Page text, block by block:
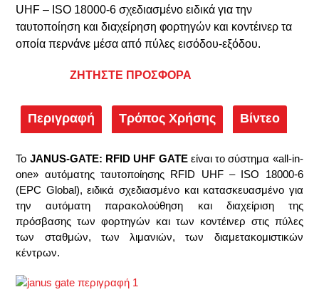
UHF – ISO 18000-6 σχεδιασμένο ειδικά για την
ταυτοποίηση και διαχείρηση φορτηγών και κοντέινερ τα
οποία περνάνε μέσα από πύλες εισόδου-εξόδου.
ΖΗΤΗΣΤΕ ΠΡΟΣΦΟΡΑ
Περιγραφή Τρόπος Χρήσης Βίντεο
Το JANUS-GATE: RFID UHF GATEείναι το σύστημα «all-in-
one» αυτόματης ταυτοποίησης RFID UHF – ISO 18000-6
(EPC Global), ειδικά σχεδιασμένο και κατασκευασμένο για
την αυτόματη παρακολούθηση και διαχείριση της
πρόσβασης των φορτηγών και των κοντέινερ στις πύλες
των σταθμών, των λιμανιών, των διαμετακομιστικών
κέντρων.